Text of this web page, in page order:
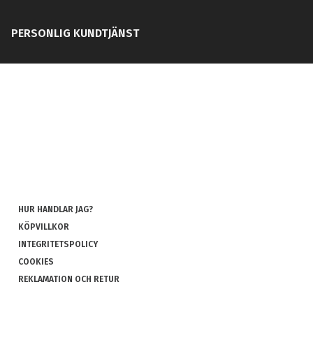
PERSONLIG KUNDTJÄNST
HUR HANDLAR JAG?
KÖPVILLKOR
INTEGRITETSPOLICY
COOKIES
REKLAMATION OCH RETUR